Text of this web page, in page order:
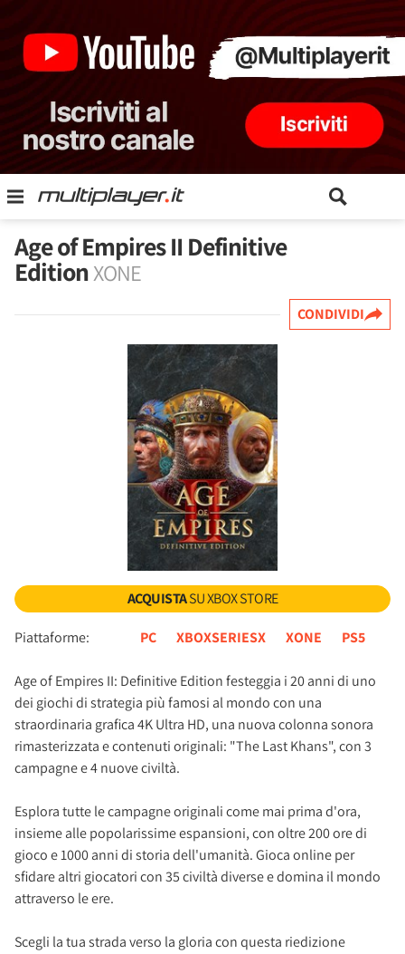
Age of Empires II Definitive
EditionXONE
CONDIVIDI
ACQUISTASU XBOX STORE
Piattaforme: PC XBOXSERIESX XONE PS5
Age of Empires II: Definitive Edition festeggia i 20 anni di uno
dei giochi di strategia più famosi al mondo con una
straordinaria grafica 4K Ultra HD, una nuova colonna sonora
rimasterizzata e contenuti originali: "The Last Khans", con 3
campagne e 4 nuove civiltà.
Esplora tutte le campagne originali come mai prima d'ora,
insieme alle popolarissime espansioni, con oltre 200 ore di
gioco e 1000 anni di storia dell'umanità. Gioca online per
sfidare altri giocatori con 35 civiltà diverse e domina il mondo
attraverso le ere.
Scegli la tua strada verso la gloria con questa riedizione